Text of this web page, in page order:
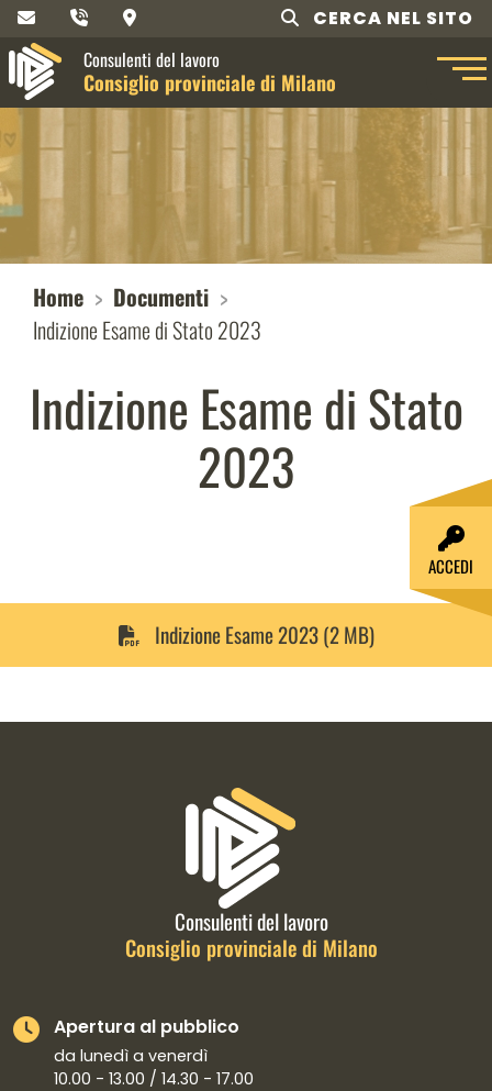
CERCA NEL SITO
Consulenti del lavoro
Consiglio provinciale di Milano
Home
Documenti
Indizione Esame di Stato 2023
Indizione Esame di Stato
2023
Indizione Esame 2023 (2 MB)
Informazioni di contatto e link
Consulenti del lavoro
Consiglio provinciale di Milano
Apertura al pubblico
da lunedì a venerdì
10.00 - 13.00 / 14.30 - 17.00
ACCEDI